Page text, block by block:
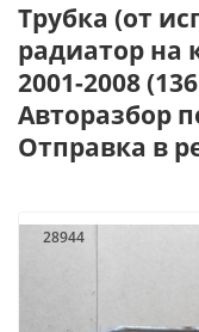
Трубка (от
радиатор на
2001-2008
Авторазбор
Отправка в
28944